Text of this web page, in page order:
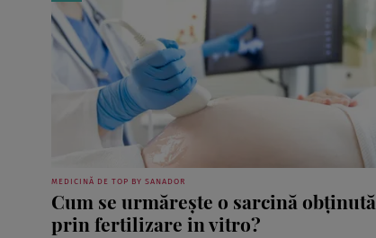
MEDICINĂ DE TOP BY SANADOR
Cum se urmărește o sarcină obținută
prin fertilizare in vitro?